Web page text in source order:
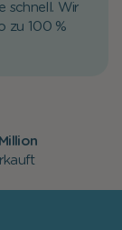
schnell. Wir
zu 100 %